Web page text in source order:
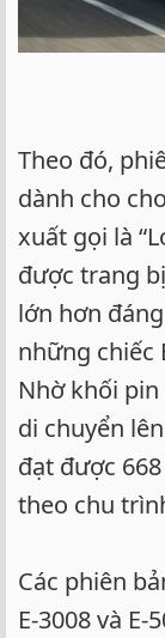
Theo đó,
dành cho
xuất gọi là
được trang
lớn hơn
những chiếc
Nhờ khối
di chuyển
đạt được
theo chu
Các phiên
E-3008 và